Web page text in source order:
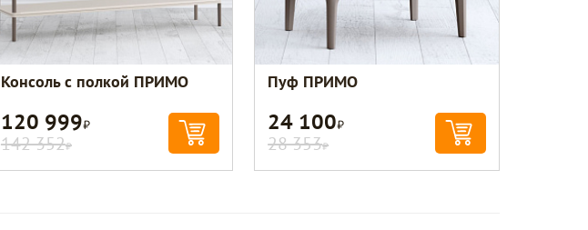
Консоль с полкой ПРИМО
120 999Р
142 352Р
Пуф ПРИМО
24 100Р
28 353Р